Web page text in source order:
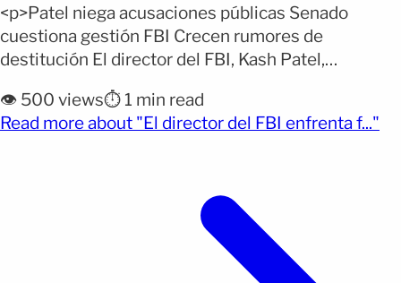
<p>Patel niega acusaciones públicas Senado
cuestiona gestión FBI Crecen rumores de
destitución El director del FBI, Kash Patel,
el Senado de Estados Unidos luego de ser
cuestionado por acusaciones relacionadas con un
👁️ 500 views⏱️ 1 min read
Read more about "El director del FBI enfrenta f..."